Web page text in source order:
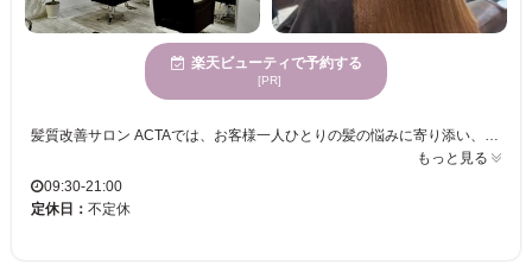
楽天ビューティで予約する
[PR]
もっと見る
09:30-21:00
定休日： 不定休